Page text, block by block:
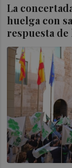
La
huelga con
respuesta